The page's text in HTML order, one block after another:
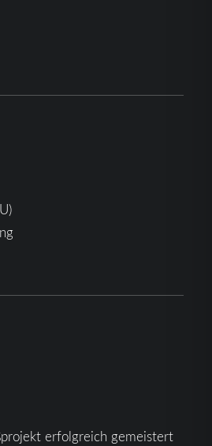
erfolgreich gemeistert